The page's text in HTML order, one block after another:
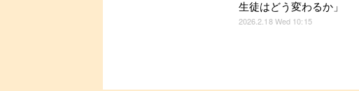
生徒はどう変わるか」
2026.2.18 Wed 10:15